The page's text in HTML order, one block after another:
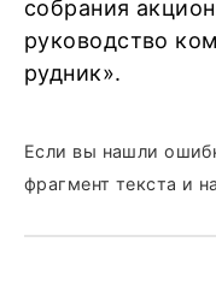
собрания
руководство
рудник».
Если вы нашли
фрагмент текста и